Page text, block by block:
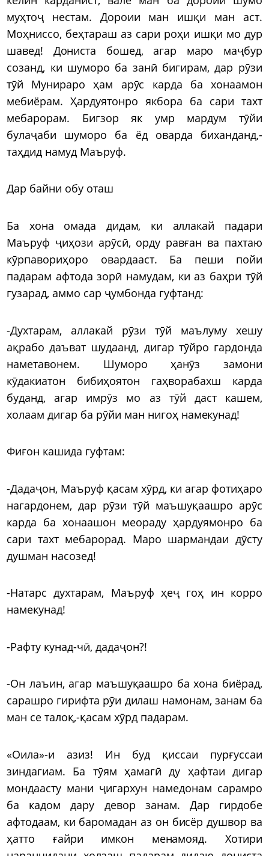
муҳтоҷ нестам. Дороии ман ишқи ман аст.
Моҳниссо, беҳтараш аз сари роҳи ишқи мо дур
шавед! Дониста бошед, агар маро маҷбур
созанд, ки шуморо ба занӣ бигирам, дар рӯзи
тӯй Мунираро ҳам арӯс карда ба хонаамон
мебиёрам. Ҳардуятонро якбора ба сари тахт
мебарорам. Бигзор як умр мардум тӯйи
булаҷаби шуморо ба ёд оварда биханданд,-
таҳдид намуд Маъруф.
Дар байни обу оташ
Ба хона омада дидам, ки аллакай падари
Маъруф ҷиҳози арӯсӣ, орду равған ва пахтаю
кӯрпавориҳоро овардааст. Ба пеши пойи
падарам афтода зорӣ намудам, ки аз баҳри тӯй
гузарад, аммо сар ҷумбонда гуфтанд:
-Духтарам, аллакай рӯзи тӯй маълуму хешу
ақрабо даъват шудаанд, дигар тӯйро гардонда
наметавонем. Шуморо ҳанӯз замони
кӯдакиатон бибиҳоятон гаҳворабахш карда
буданд, агар имрӯз мо аз тӯй даст кашем,
холаам дигар ба рӯйи ман нигоҳ намекунад!
Фиғон кашида гуфтам:
-Дадаҷон, Маъруф қасам хӯрд, ки агар фотиҳаро
нагардонем, дар рӯзи тӯй маъшуқаашро арӯс
карда ба хонаашон меораду ҳардуямонро ба
сари тахт мебарорад. Маро шармандаи дӯсту
душман насозед!
-Натарс духтарам, Маъруф ҳеҷ гоҳ ин корро
намекунад!
-Рафту кунад-чӣ, дадаҷон?!
-Он лаъин, агар маъшуқаашро ба хона биёрад,
сарашро гирифта рӯи дилаш намонам, занам ба
ман се талоқ,-қасам хӯрд падарам.
«Оила»-и азиз! Ин буд қиссаи пурғуссаи
зиндагиам. Ба тӯям ҳамагӣ ду ҳафтаи дигар
мондаасту мани ҷигархун намедонам сарамро
ба кадом дару девор занам. Дар гирдобе
афтодаам, ки баромадан аз он бисёр душвор ва
ҳатто ғайри имкон менамояд. Хотири